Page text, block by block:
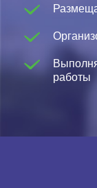
работы